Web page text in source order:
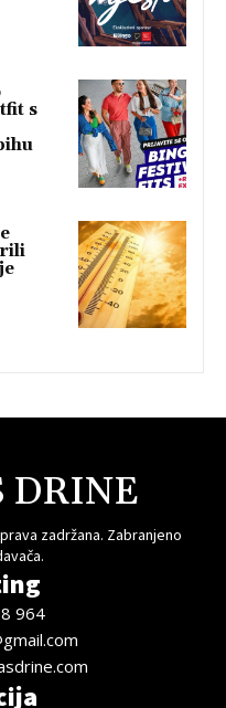
s
DRINE
zadržana. Zabranjeno
964